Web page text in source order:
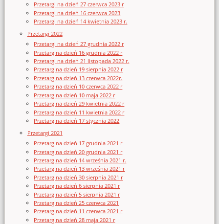
Przetargi na dzień 27 czerwca 2023 r
Przetargi na dzień 16 czerwca 2023
Przetargi na dzień 14 kwietnia 2023 r.
Przetargi 2022
Przetargi na dzień 27 grudnia 2022 r
Przetarg na dzień 16 grudnia 2022 r
Przetargi na dzień 21 listopada 2022 r.
Przetarg na dzień 19 sierpnia 2022 r
Przetarg na dzień 13 czerwca 2022r.
Przetarg na dzień 10 czerwca 2022 r
Przetarg na dzień 10 maja 2022 r
Przetarg na dzień 29 kwietnia 2022 r
Przetarg na dzień 11 kwietnia 2022 r
Przetarg na dzień 17 stycznia 2022
Przetargi 2021
Przetarg na dzień 17 grudnia 2021 r
Przetarg na dzień 20 grudnia 2021 r
Przetarg na dzień 14 września 2021 r.
Przetarg na dzień 13 września 2021 r
Przetarg na dzień 30 sierpnia 2021 r
Przetarg na dzień 6 sierpnia 2021 r
Przetarg na dzień 5 sierpnia 2021 r
Przetarg na dzień 25 czerwca 2021
Przetarg na dzień 11 czerwca 2021 r
Przetarg na dzień 28 maja 2021 r